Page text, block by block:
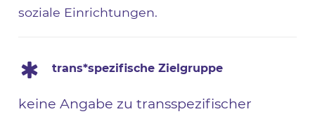
soziale Einrichtungen.
trans*spezifische Zielgruppe
keine Angabe zu transspezifischer